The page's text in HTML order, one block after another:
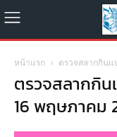
หน้าแรก ตรวจสลากกิน
ตรวจสลากกิน
16 พฤษภาคม